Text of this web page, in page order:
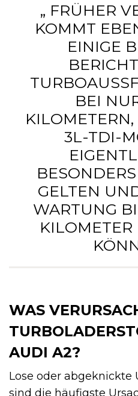
„ FRÜHER
OMMT
INIGE
EI NUR
ILOMETERN,
L-TDI-
ESONDERS
ELTEN UND
ARTUNG BIS
ILOMETER
WAS
AUDI A2?
Lose oder abgeknickte
sind die häufigste